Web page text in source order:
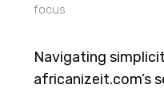
focus
Navigating
africanizeit.com’s